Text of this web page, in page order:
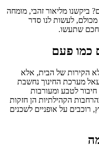
מליאור זהבי, מומחה
לעשות לנו סדר
חכם שתעשו.
הקירות של הבית, אלא
מערכת החינוך נחשבת
לטבע ומעורבות
הקהילתיות הן חזקות
רוכבים על אופניים לשכנים